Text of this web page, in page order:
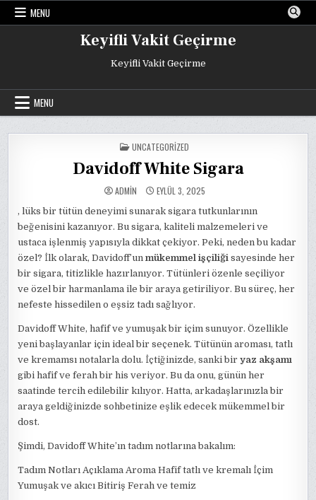
Skip
MENU
Keyifli Vakit Geçirme
Keyifli Vakit Geçirme
MENU
POSTED
IN
UNCATEGORIZED
Davidoff White Sigara
ADMIN EYLÜL 3, 2025
, lüks bir tütün deneyimi sunarak sigara tutkunlarının
beğenisini kazanıyor. Bu sigara, kaliteli malzemeleri ve
ustaca işlenmiş yapısıyla dikkat çekiyor. Peki, neden bu kadar
özel? İlk olarak, Davidoff’unmükemmel işçiliği sayesinde her
bir sigara, titizlikle hazırlanıyor. Tütünleri özenle seçiliyor
ve özel bir harmanlama ile bir araya getiriliyor. Bu süreç, her
nefeste hissedilen o eşsiz tadı sağlıyor.
Davidoff White, hafif ve yumuşak bir içim sunuyor. Özellikle
yeni başlayanlar için ideal bir seçenek. Tütünün aroması, tatlı
ve kremamsı notalarla dolu. İçtiğinizde, sanki biryaz akşamı
gibi hafif ve ferah bir his veriyor. Bu da onu, günün her
saatinde tercih edilebilir kılıyor. Hatta, arkadaşlarınızla bir
araya geldiğinizde sohbetinize eşlik edecek mükemmel bir
dost.
Şimdi, Davidoff White’ın tadım notlarına bakalım:
Tadım Notları Açıklama Aroma Hafif tatlı ve kremalı İçim
Yumuşak ve akıcı Bitiriş Ferah ve temiz